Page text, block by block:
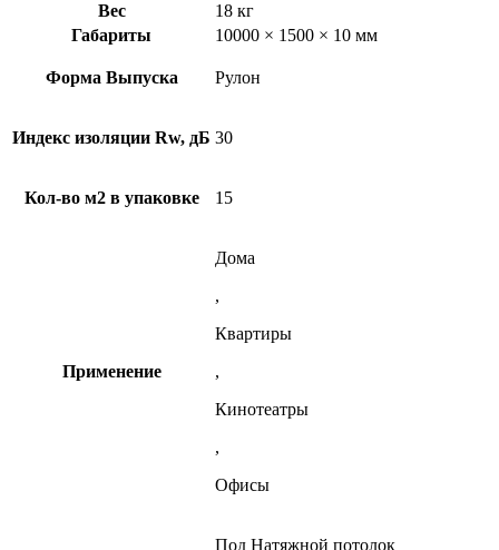
Вес
18 кг
Габариты
10000 × 1500 × 10 мм
Форма Выпуска Рулон
Индекс изоляции Rw, дБ 30
Кол-во м2 в упаковке 15
Применение
Дома
,
Квартиры
,
Кинотеатры
,
Офисы
Под Натяжной потолок